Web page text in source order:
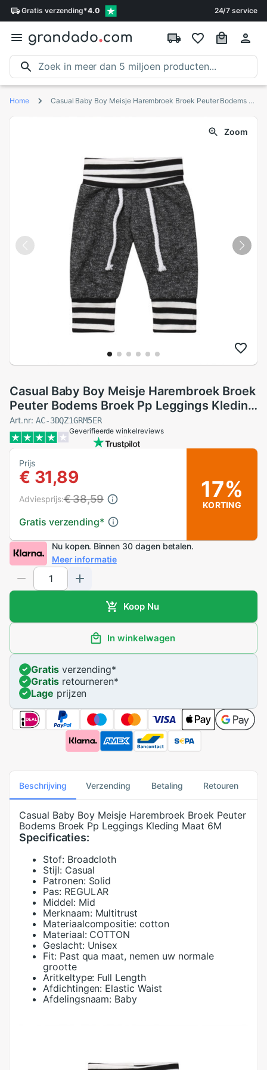
Gratis verzending*4.0 24/7 service
Home Casual Baby Boy Meisje Harembroek Broek Peuter Bodems Broek Pp Leggings Kleding Maat 6M
Zoom
Casual Baby Boy Meisje Harembroek Broek
Peuter Bodems Broek Pp Leggings Kleding
Maat 6M
Art.nr: AC-3DQZ1GRM5ER
Geverifieerde winkelreviews
Prijs
€ 31,89
Gratis verzending*
Adviesprijs:€ 38,59 17%
KORTING
Nu kopen. Binnen 30 dagen betalen.
Meer informatie
Koop Nu
In winkelwagen
Gratisverzending*
Gratisretourneren*
Lage prijzen
Beschrijving Verzending Betaling Retouren
Casual Baby Boy Meisje Harembroek Broek Peuter
Bodems Broek Pp Leggings Kleding Maat 6M
Specificaties:
Stof: Broadcloth
Stijl: Casual
Patronen: Solid
Pas: REGULAR
Middel: Mid
Merknaam: Multitrust
Materiaalcompositie: cotton
Materiaal: COTTON
Geslacht: Unisex
Fit: Past qua maat, nemen uw normale
grootte
Aritkeltype: Full Length
Afdichtingen: Elastic Waist
Afdelingsnaam: Baby